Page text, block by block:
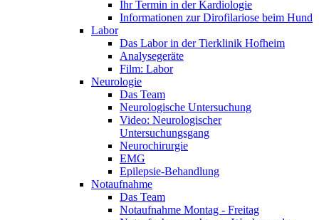
Ihr Termin in der Kardiologie
Informationen zur Dirofilariose beim Hund
Labor
Das Labor in der Tierklinik Hofheim
Analysegeräte
Film: Labor
Neurologie
Das Team
Neurologische Untersuchung
Video: Neurologischer
Untersuchungsgang
Neurochirurgie
EMG
Epilepsie-Behandlung
Notaufnahme
Das Team
Notaufnahme Montag - Freitag